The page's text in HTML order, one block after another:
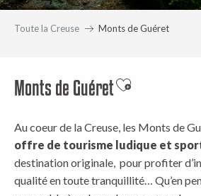
Toute la Creuse Monts de Guéret
Monts de GuéretAjouter aux
Au coeur de la Creuse, les Monts de
offre de tourisme ludique et
destination originale, pour profiter
qualité en toute tranquillité… Qu’en